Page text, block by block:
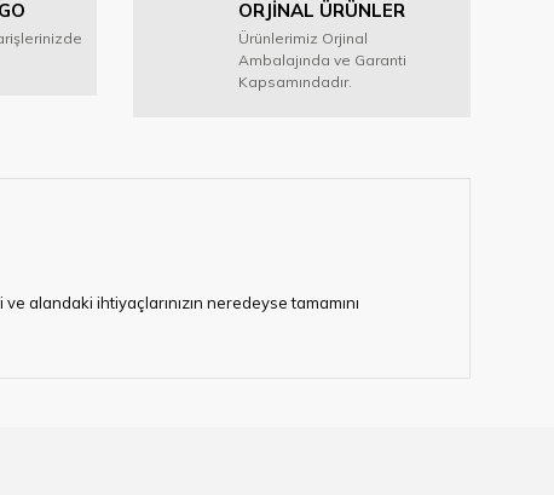
ORJİNAL ÜRÜNLER
Ürünlerimiz Orjinal
Ambalajında ve Garanti
Kapsamındadır.
alandaki ihtiyaçlarınızın neredeyse tamamını